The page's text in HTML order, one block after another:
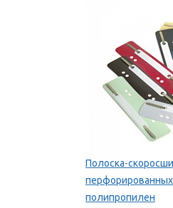
Полоска-
полипропилен